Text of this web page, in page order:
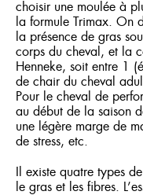
choisir une moulée à
la formule Trimax. On
la présence de gras
corps du cheval, et la
Henneke, soit entre 1
de chair du cheval
Pour le cheval de
au début de la saison
une légère marge de
de stress, etc.
Il existe quatre types
le gras et les fibres.